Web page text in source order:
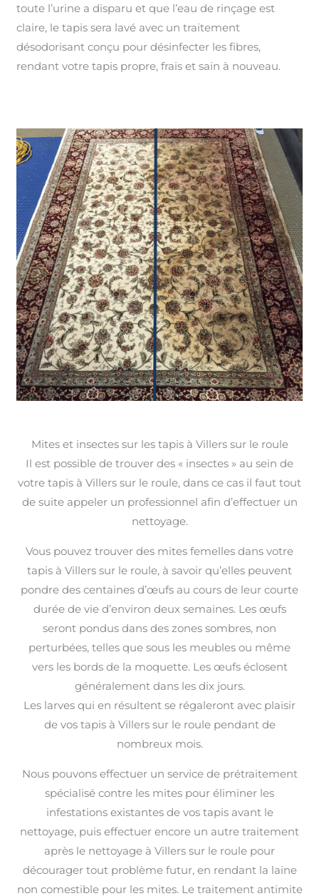
toute l’urine a disparu et que l’eau de rinçage est
claire, le tapis sera lavé avec un traitement
désodorisant conçu pour désinfecter les fibres,
rendant votre tapis propre, frais et sain à nouveau.
Mites et insectes sur les tapis à Villers sur le roule
Il est possible de trouver des « insectes » au sein de
votre tapis à Villers sur le roule, dans ce cas il faut tout
de suite appeler un professionnel afin d’effectuer un
nettoyage.
Vous pouvez trouver des mites femelles dans votre
tapis à Villers sur le roule, à savoir qu’elles peuvent
pondre des centaines d’œufs au cours de leur courte
durée de vie d’environ deux semaines. Les œufs
seront pondus dans des zones sombres, non
perturbées, telles que sous les meubles ou même
vers les bords de la moquette. Les œufs éclosent
généralement dans les dix jours.
Les larves qui en résultent se régaleront avec plaisir
de vos tapis à Villers sur le roule pendant de
nombreux mois.
Nous pouvons effectuer un service de prétraitement
spécialisé contre les mites pour éliminer les
infestations existantes de vos tapis avant le
nettoyage, puis effectuer encore un autre traitement
après le nettoyage à Villers sur le roule pour
décourager tout problème futur, en rendant la laine
non comestible pour les mites. Le traitement antimite